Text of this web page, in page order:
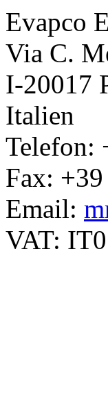
Evapco
Via C.
I-20017
Italien
Telefon:
Fax:
Email:
VAT: